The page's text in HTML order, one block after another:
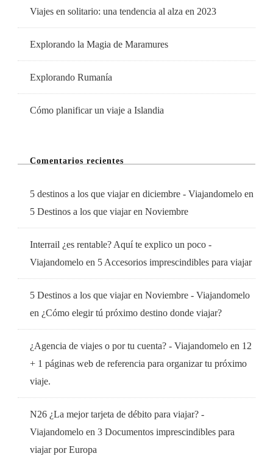
Viajes en solitario: una tendencia al alza en 2023
Explorando la Magia de Maramures
Explorando Rumanía
Cómo planificar un viaje a Islandia
Comentarios recientes
5 destinos a los que viajar en diciembre - Viajandomelo en
5 Destinos a los que viajar en Noviembre
Interrail ¿es rentable? Aquí te explico un poco -
Viajandomelo en 5 Accesorios imprescindibles para viajar
5 Destinos a los que viajar en Noviembre - Viajandomelo
en ¿Cómo elegir tú próximo destino donde viajar?
¿Agencia de viajes o por tu cuenta? - Viajandomelo en 12
+ 1 páginas web de referencia para organizar tu próximo
viaje.
N26 ¿La mejor tarjeta de débito para viajar? -
Viajandomelo en 3 Documentos imprescindibles para
viajar por Europa